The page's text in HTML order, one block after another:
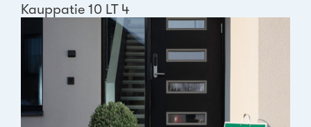
Kauppatie 10 LT 4